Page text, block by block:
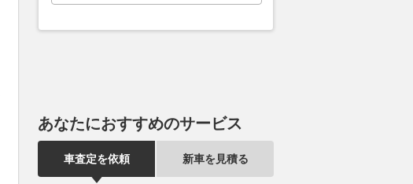
あなたにおすすめのサービス
車査定を依頼 新車を見積る